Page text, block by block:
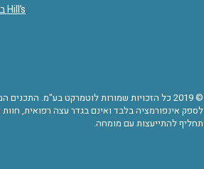
Hill’s ביוטיוב
© 2019 כל הזכויות שמורות לוטמרקט בע"מ. התכנים
לספק אינפורמציה בלבד ואינם בגדר עצה רפואית,
תחליף להתייעצות עם מומחה.